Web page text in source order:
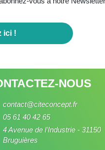
ici !
NOUS
contact@citeconcept.fr
05 61 40 42 65
4 Avenue de l’Industrie - 31150
Bruguières